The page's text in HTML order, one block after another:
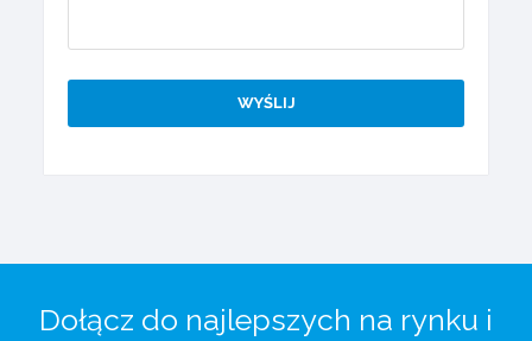
Dołącz do najlepszych na rynku i